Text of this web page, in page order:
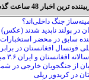
ترین اخبار 48 ساعت گذشته